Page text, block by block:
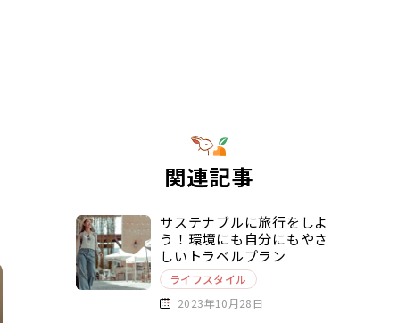
関連記事
サステナブルに旅行をしよ
う！環境にも自分にもやさ
しいトラベルプラン
ライフスタイル
2023年10月28日